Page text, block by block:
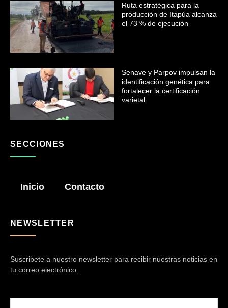
Ruta estratégica para la
producción de Itapúa alcanza
el 73 % de ejecución
Senave y Parpov impulsan la
identificación genética para
fortalecer la certificación
varietal
SECCIONES
Inicio Contacto
NEWSLETTER
Suscribete a nuestro newsletter para recibir nuestras noticias en
tu correo electrónico.